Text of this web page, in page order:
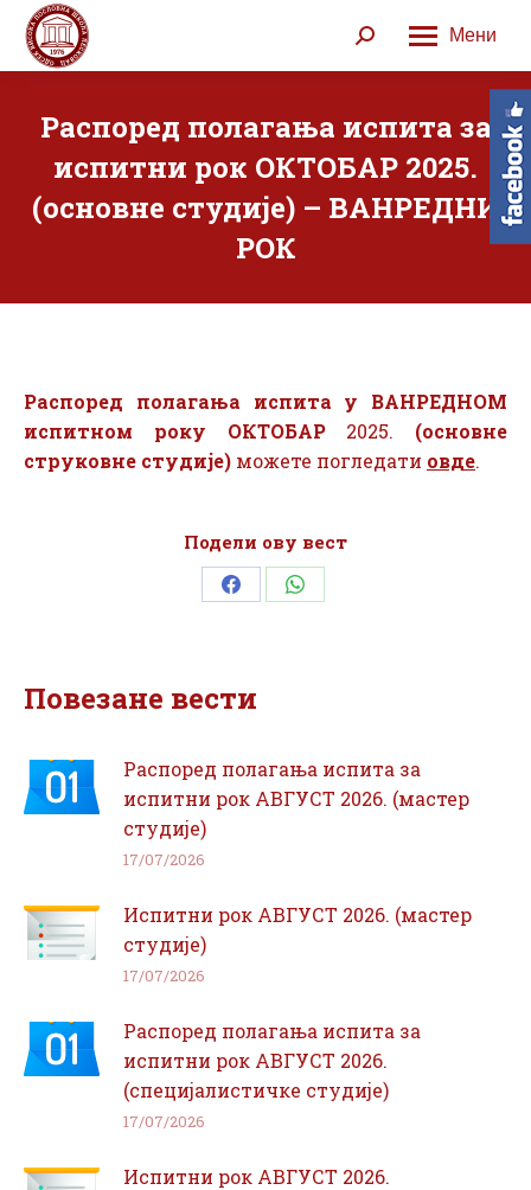
Мени
Search:
Распоред полагања испита за
испитни рок ОКТОБАР 2025.
(основне студије) – ВАНРЕДНИ
РОК
Распоред полагања испита у ВАНРЕДНОМ
испитном року ОКТОБАР 2025. (основне
струковне студије) можете погледати овде.
Подели ову вест
Share Share
Повезане вести
Распоред полагања испита за
испитни рок АВГУСТ 2026. (мастер
студије)
17/07/2026
Испитни рок АВГУСТ 2026. (мастер
студије)
17/07/2026
Распоред полагања испита за
испитни рок АВГУСТ 2026.
(специјалистичке студије)
17/07/2026
Испитни рок АВГУСТ 2026.